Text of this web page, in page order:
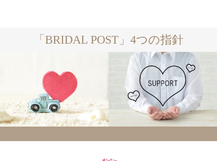
「BRIDAL POST」4つの指針